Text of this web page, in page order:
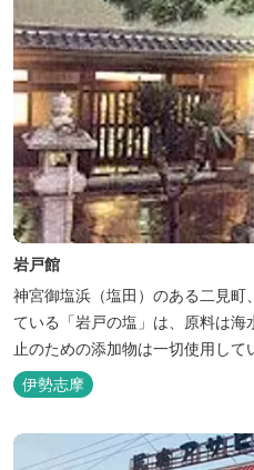
岩戸館
神宮御塩浜（塩田）のある二見
ている「岩戸の塩」は、原料は
止のための添加物は一切使用して
伊勢志摩